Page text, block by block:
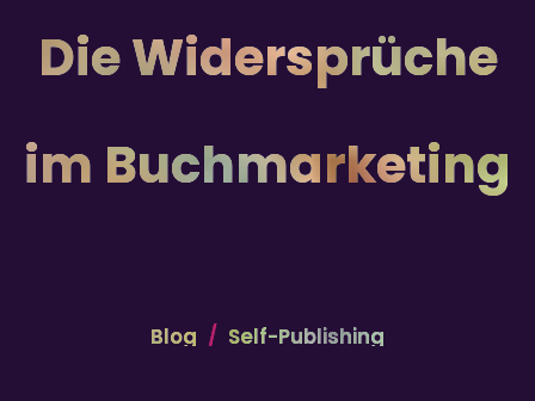
Die Widersprüche
im Buchmarketing
Blog Self-Publishing